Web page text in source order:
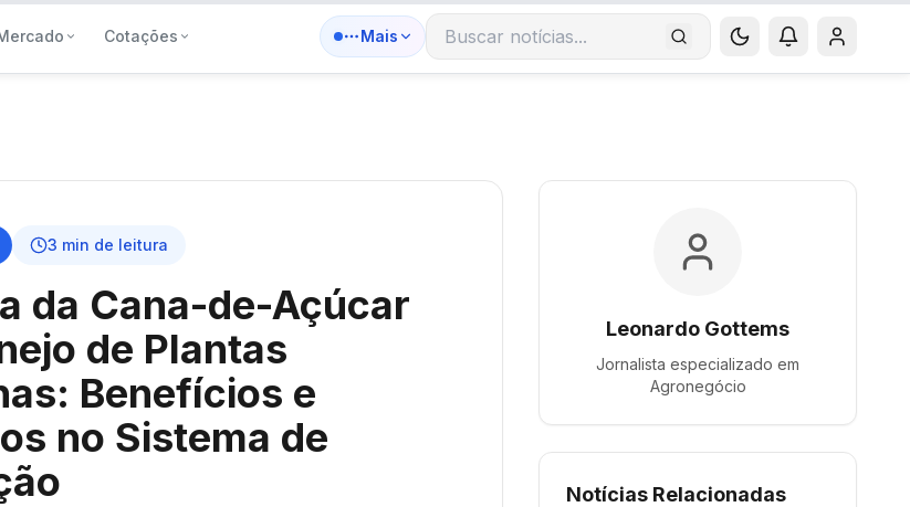
Cotações Mais
Buscar notícias
3 min de leitura
da Cana-de-Açúcar
de Plantas
Benefícios e
no Sistema de
Leonardo Gottems
Jornalista especializado em
Agronegócio
Notícias Relacionadas